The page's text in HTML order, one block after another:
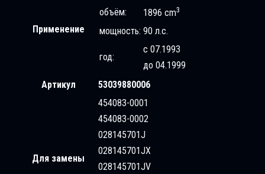
Применение
объём:
1896 cm3
мощность: 90 л.с.
год:
с 07.1993
до 04.1999
Артикул
53039880006
Для замены
454083-0001
454083-0002
028145701J
028145701JX
028145701JV